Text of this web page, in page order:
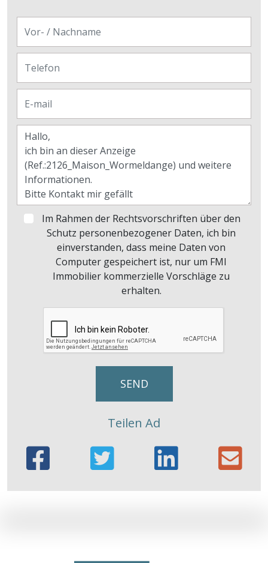
Im Rahmen der Rechtsvorschriften über den
Schutz personenbezogener Daten, ich bin
einverstanden, dass meine Daten von
Computer gespeichert ist, nur um FMI
Immobilier kommerzielle Vorschläge zu
erhalten.
Teilen Ad